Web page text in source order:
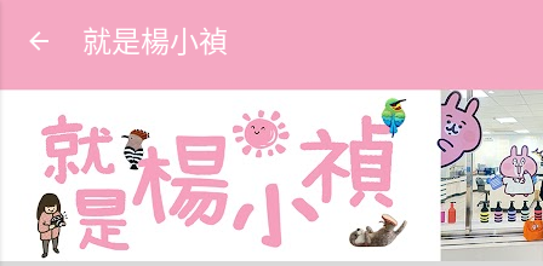
跳到主要內容
就是楊小禎